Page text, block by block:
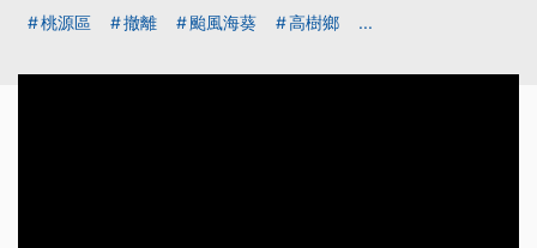
桃源區 撤離 颱風海葵 高樹鄉 ...